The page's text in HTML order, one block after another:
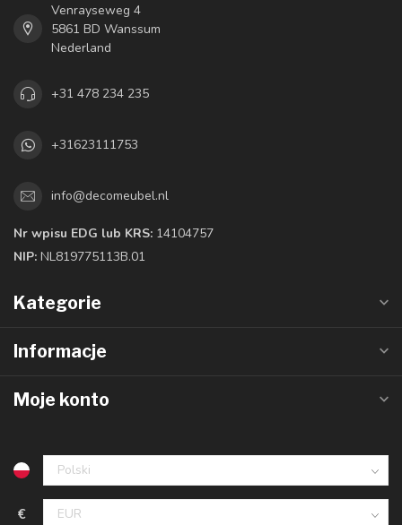
Venrayseweg 4
5861 BD Wanssum
Nederland
+31 478 234 235
+31623111753
info@decomeubel.nl
Nr wpisu EDG lub KRS: 14104757
NIP: NL819775113B.01
Kategorie
Informacje
Moje konto
€